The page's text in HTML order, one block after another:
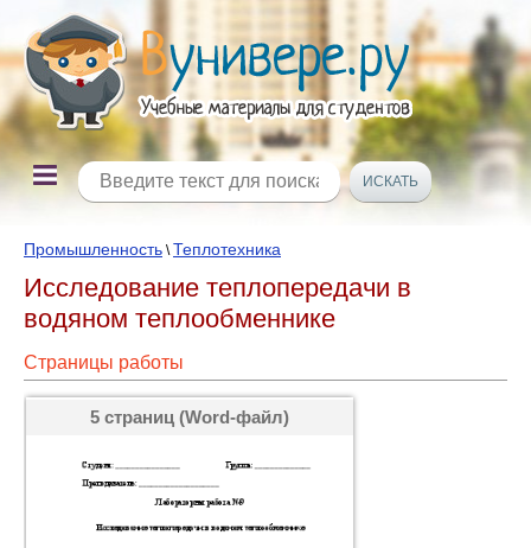
Промышленность \Теплотехника
Исследование теплопередачи в
водяном теплообменнике
Страницы работы
5 страниц (Word-файл)